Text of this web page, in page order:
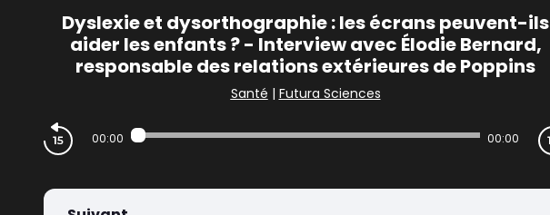
Dyslexie et dysorthographie : les écrans peuvent-ils
aider les enfants ? - Interview avec Élodie Bernard,
responsable des relations extérieures de Poppins
Santé | Futura Sciences
00:00 00:00